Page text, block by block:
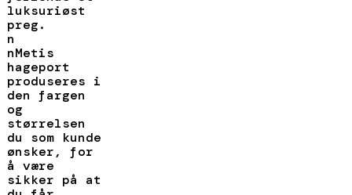
luksuriøst
preg.
n
nMetis
hageport
produseres i
den fargen
og
størrelsen
du som kunde
ønsker, for
å være
sikker på at